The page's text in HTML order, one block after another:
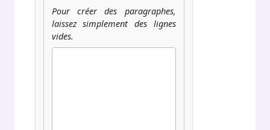
Pour créer des paragraphes,
laissez simplement des lignes
vides.